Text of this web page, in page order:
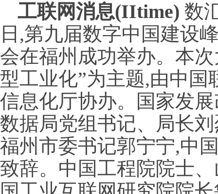
工联网消息(IItime) 数
日,第九届数字中国建设
会在福州成功举办。本
型工业化”为主题,由中
信息化厅协办。国家发
数据局党组书记、局长
福州市委书记郭宁宁,中
致辞。中国工程院院士